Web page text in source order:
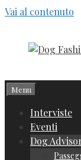
Vai al contenuto
Menu
Interviste
Eventi
Dog